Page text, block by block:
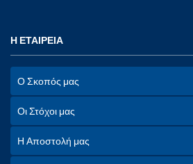
Η ΕΤΑΙΡΕΙΑ
Ο Σκοπός μας
Οι Στόχοι μας
Η Αποστολή μας